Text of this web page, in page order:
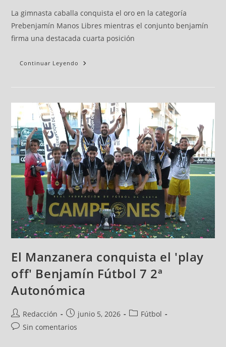
La gimnasta caballa conquista el oro en la categoría
Prebenjamín Manos Libres mientras el conjunto benjamín
firma una destacada cuarta posición
Continuar Leyendo
El Manzanera conquista el 'play
off' Benjamín Fútbol 7 2ª
Autonómica
Redacción junio 5, 2026
Fútbol
Sin comentarios